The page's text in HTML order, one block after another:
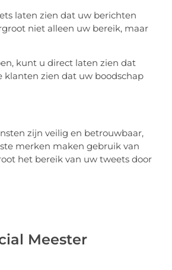
laten zien dat uw berichten
niet alleen uw bereik, maar
kunt u direct laten zien dat
klanten zien dat uw boodschap
zijn veilig en betrouwbaar,
merken maken gebruik van
het bereik van uw tweets door
Meester